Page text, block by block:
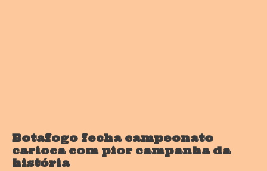
Botafogo fecha campeonato
carioca com pior campanha da
história